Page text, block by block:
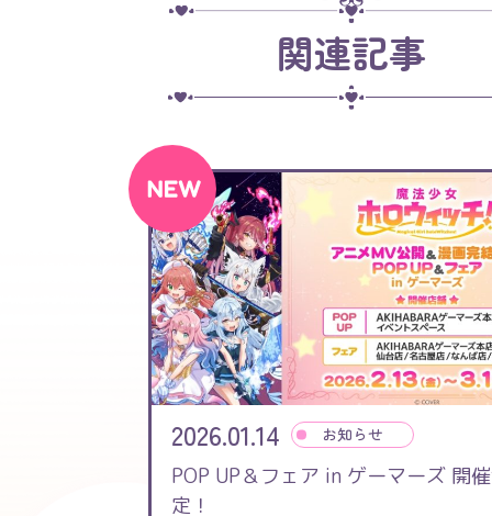
関連記事
2026.01.14 お知らせ
POP UP＆フェア in ゲーマーズ 開
定！